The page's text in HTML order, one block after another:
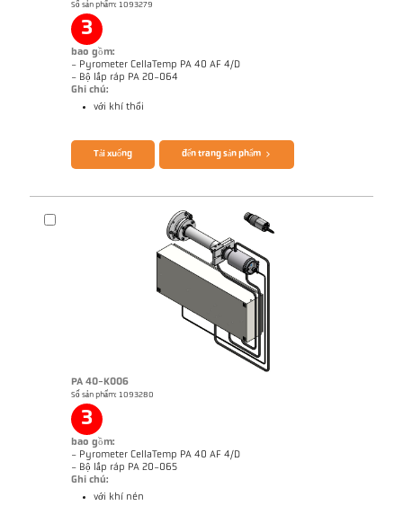
Số sản phẩm: 1093279
3
bao gồm:
- Pyrometer CellaTemp PA 40 AF 4/D
- Bộ lắp ráp PA 20-064
Ghi chú:
với khí thổi
Tải xuống đến trang sản phẩm
PA 40-K006
Số sản phẩm: 1093280
3
bao gồm:
- Pyrometer CellaTemp PA 40 AF 4/D
- Bộ lắp ráp PA 20-065
Ghi chú:
với khí nén